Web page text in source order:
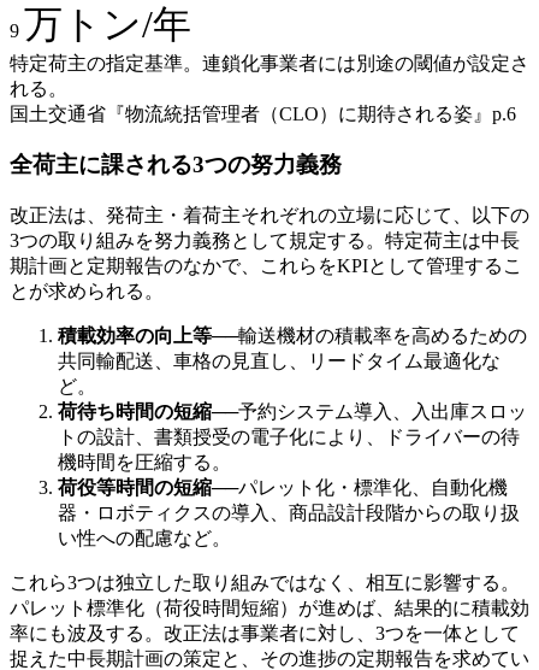
9 万トン/年
特定荷主の指定基準。連鎖化事業者には別途の閾値が設定さ
れる。
国土交通省『物流統括管理者（CLO）に期待される姿』p.6
全荷主に課される3つの努力義務
改正法は、発荷主・着荷主それぞれの立場に応じて、以下の
3つの取り組みを努力義務として規定する。特定荷主は中長
期計画と定期報告のなかで、これらをKPIとして管理するこ
とが求められる。
積載効率の向上等──輸送機材の積載率を高めるための
共同輸配送、車格の見直し、リードタイム最適化な
ど。
荷待ち時間の短縮──予約システム導入、入出庫スロッ
トの設計、書類授受の電子化により、ドライバーの待
機時間を圧縮する。
荷役等時間の短縮──パレット化・標準化、自動化機
器・ロボティクスの導入、商品設計段階からの取り扱
い性への配慮など。
これら3つは独立した取り組みではなく、相互に影響する。
パレット標準化（荷役時間短縮）が進めば、結果的に積載効
率にも波及する。改正法は事業者に対し、3つを一体として
捉えた中長期計画の策定と、その進捗の定期報告を求めてい